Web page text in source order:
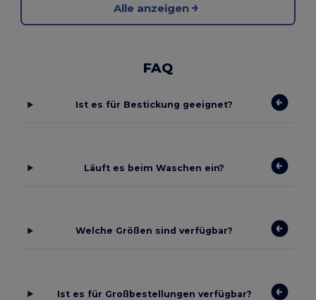
Alle anzeigen
FAQ
Ist es für Bestickung geeignet?
Läuft es beim Waschen ein?
Welche Größen sind verfügbar?
Ist es für Großbestellungen verfügbar?